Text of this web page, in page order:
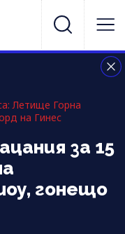
Летище Горна
на Гинес
за 15
гонещо